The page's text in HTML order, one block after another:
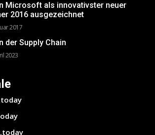
Microsoft als innovativster neuer
2016 ausgezeichnet
2017
der Supply Chain
2023